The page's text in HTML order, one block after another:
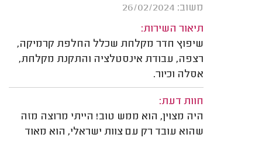
משוב: 26/02/2024
תיאור השירות:
שיפוץ חדר מקלחת שכלל החלפת קרמיקה,
רצפה, עבודת אינסטלציה והתקנת מקלחת,
אסלה וכיור.
חוות דעת:
היה מצוין, הוא ממש טוב! הייתי מרוצה מזה
שהוא עובד רק עם צוות ישראלי, הוא מאוד